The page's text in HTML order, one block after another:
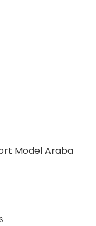
Model Araba